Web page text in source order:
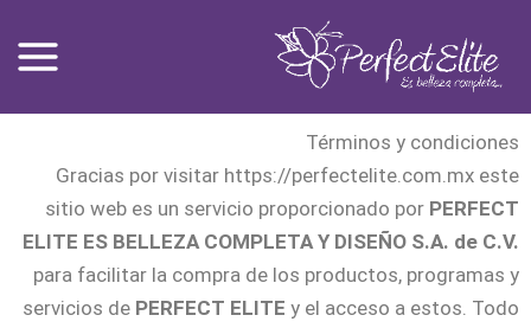
content
Términos y condiciones
Gracias por visitar https://perfectelite.com.mx este
sitio web es un servicio proporcionado por PERFECT
ELITE ES BELLEZA COMPLETA Y DISEÑO S.A. de C.V.
para facilitar la compra de los productos, programas y
servicios de PERFECT ELITE y el acceso a estos. Todo